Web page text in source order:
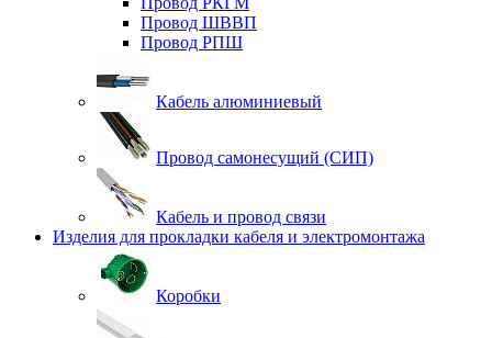
Провод ШВВП
Провод РПШ
Кабель алюминиевый
Провод самонесущий (СИП)
Кабель и провод связи
Изделия для прокладки кабеля и электромонтажа
Коробки